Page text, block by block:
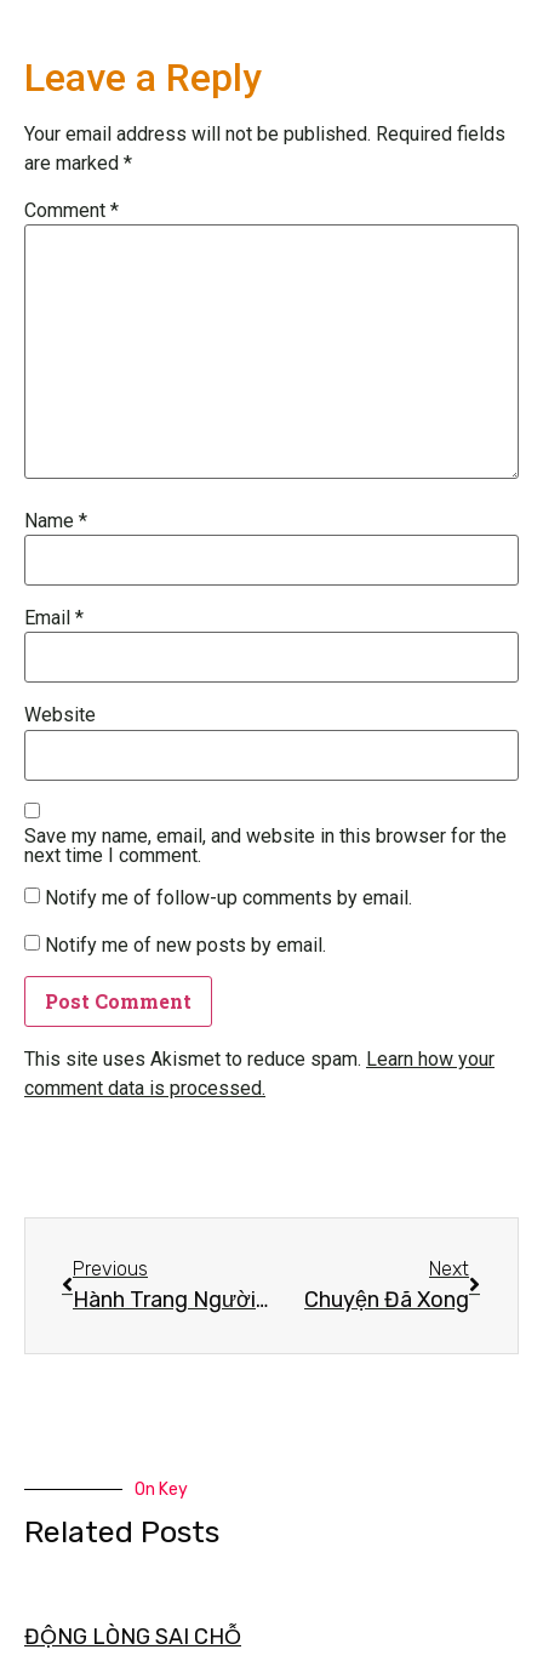
Leave a Reply
Your email address will not be published. Required fields
are marked *
Comment *
Name *
Email *
Website
Save my name, email, and website in this browser for the
next time I comment.
Notify me of follow-up comments by email.
Notify me of new posts by email.
This site uses Akismet to reduce spam. Learn how your
comment data is processed.
Previous
Hành Trang Người Tu
Next
Chuyện Đã Xong
On Key
Related Posts
ĐỘNG LÒNG SAI CHỖ